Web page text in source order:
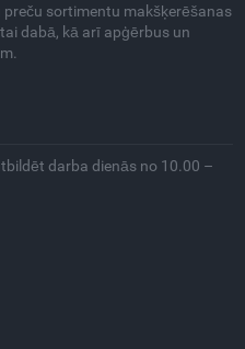
sortimentu makšķerēšanas
dabā, kā arī apģērbus un
darba dienās no 10.00 –